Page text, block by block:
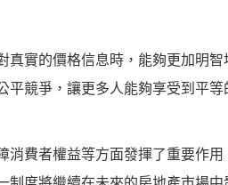
實的價格信息時，能夠更加明智
平競爭，讓更多人能夠享受到平
費者權益等方面發揮了重要作